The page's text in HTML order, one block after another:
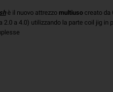
è il nuovo attrezzo multiuso creato da
2.0 a 4.0) utilizzando la parte coil jig in